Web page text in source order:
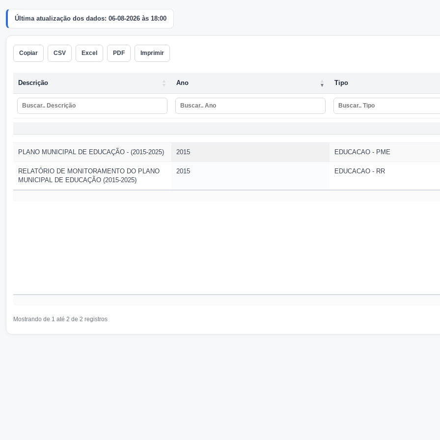
Última atualização dos dados: 06-08-2026 às 18:00
Copiar CSV Excel PDF Imprimir
Descrição Ano Tipo
PLANO MUNICIPAL DE EDUCAÇÃO - (2015-2025) 2015 EDUCACAO - PME
RELATÓRIO DE MONITORAMENTO DO PLANO
MUNICIPAL DE EDUCAÇÃO (2015-2025)
2015 EDUCACAO - RR
Mostrando de 1 até 2 de 2 registros